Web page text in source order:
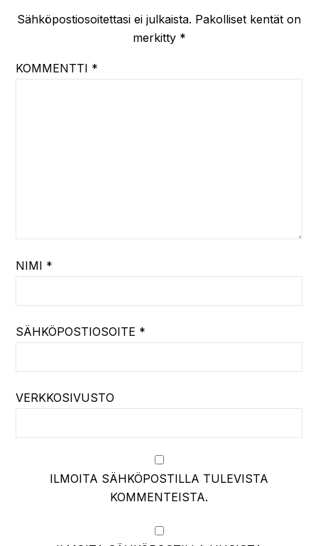
Sähköpostiosoitettasi ei julkaista. Pakolliset kentät on
merkitty *
KOMMENTTI *
NIMI *
SÄHKÖPOSTIOSOITE *
VERKKOSIVUSTO
ILMOITA SÄHKÖPOSTILLA TULEVISTA
KOMMENTEISTA.